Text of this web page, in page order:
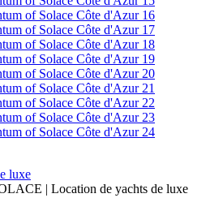
luxe
| Location de yachts de luxe